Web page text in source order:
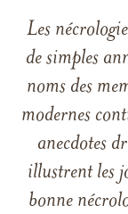
Les
de simples
noms des
modernes
anecdotes
illustrent les
bonne